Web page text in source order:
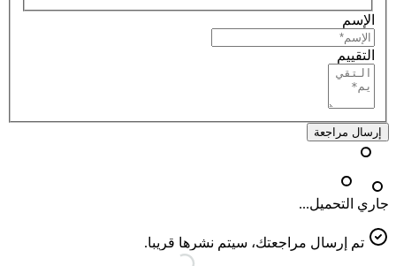
الإسم
التقييم
إرسال مراجعة
جاري التحميل...
تم إرسال مراجعتك، سيتم نشرها قريبا.